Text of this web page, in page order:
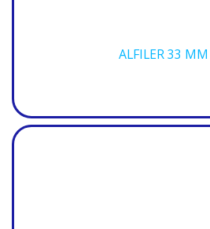
ALFILER 33